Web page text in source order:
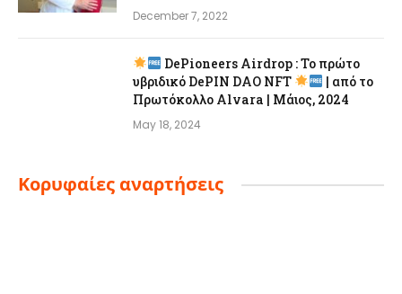
December 7, 2022
DePioneers Airdrop : Το πρώτο
υβριδικό DePIN DAO NFT
| από το
Πρωτόκολλο Alvara | Μάιος, 2024
May 18, 2024
Κορυφαίες αναρτήσεις